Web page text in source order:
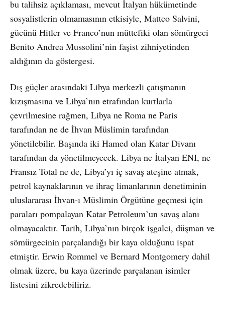
bu talihsiz açıklaması, mevcut İtalyan hükümetinde
sosyalistlerin olmamasının etkisiyle, Matteo Salvini,
gücünü Hitler ve Franco’nun müttefiki olan sömürgeci
Benito Andrea Mussolini’nin faşist zihniyetinden
aldığının da göstergesi.
Dış güçler arasındaki Libya merkezli çatışmanın
kızışmasına ve Libya’nın etrafından kurtlarla
çevrilmesine rağmen, Libya ne Roma ne Paris
tarafından ne de İhvan Müslimin tarafından
yönetilebilir. Başında iki Hamed olan Katar Divanı
tarafından da yönetilmeyecek. Libya ne İtalyan ENI, ne
Fransız Total ne de, Libya’yı iç savaş ateşine atmak,
petrol kaynaklarının ve ihraç limanlarının denetiminin
uluslararası İhvan-ı Müslimin Örgütüne geçmesi için
paraları pompalayan Katar Petroleum’un savaş alanı
olmayacaktır. Tarih, Libya’nın birçok işgalci, düşman ve
sömürgecinin parçalandığı bir kaya olduğunu ispat
etmiştir. Erwin Rommel ve Bernard Montgomery dahil
olmak üzere, bu kaya üzerinde parçalanan isimler
listesini zikredebiliriz.